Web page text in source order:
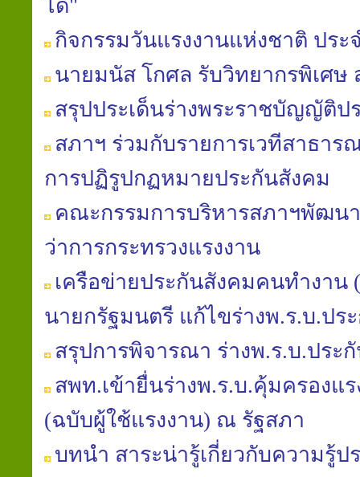
ได้"
กิจกรรมวันแรงงานแห่งชาติ ประ
นายมนัส โกศล รับวิทยากรพิเศษ
สรุปประเด็นร่างพระราชบัญญัติป
สภาฯ ร่วมกับรายการเวทีสาธา
การปฏิรูปกฏหมายประกันสังคม
คณะกรรมการบริหารสภาฯพัฒน
ว่าการกระทรวงแรงงาน
เครือข่ายประกันสังคมคนทำงาน
นายกรัฐมนตรี แก้ไขร่างพ.ร.บ.ปร
สรุปการพิจารณา ร่างพ.ร.บ.ประ
สพท.เข้ายื่นร่างพ.ร.บ.คุ้มครองแ
(ฉบับผู้ใช้แรงงาน) ณ รัฐสภา
บทนำ สาระน่ารู้เกี่ยวกับความรู้ป